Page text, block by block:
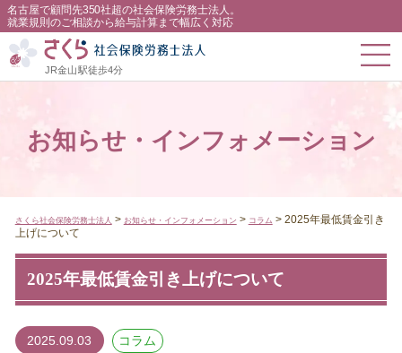
名古屋で顧問先350社超の社会保険労務士法人。
就業規則のご相談から給与計算まで幅広く対応
JR金山駅徒歩4分
お知らせ・インフォメーション
さくら社会保険労務士法人 > お知らせ・インフォメーション > コラム > 2025年最低賃金引き
上げについて
2025年最低賃金引き上げについて
2025.09.03 コラム